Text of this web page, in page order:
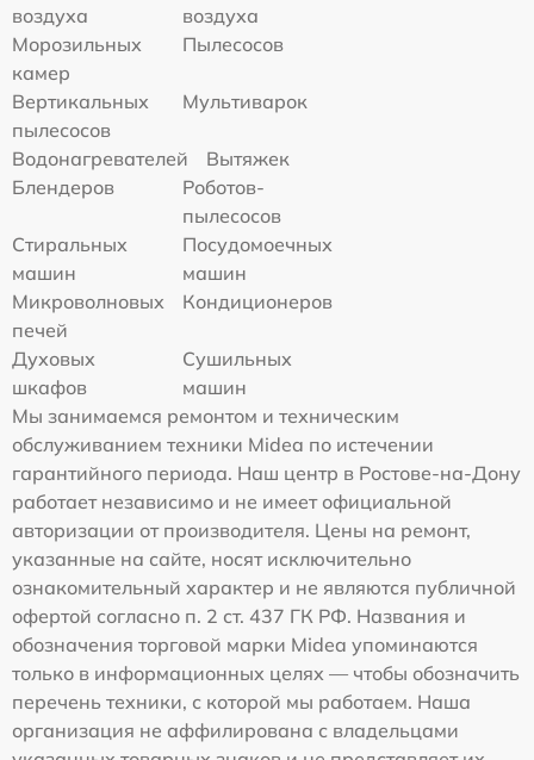
воздуха
воздуха
Морозильных
камер
Пылесосов
Вертикальных
пылесосов
Мультиварок
Водонагревателей
Вытяжек
Блендеров
Роботов-
пылесосов
Стиральных
машин
Посудомоечных
машин
Микроволновых
печей
Кондиционеров
Духовых
шкафов
Сушильных
машин
Мы занимаемся ремонтом и техническим
обслуживанием техники Midea по истечении
гарантийного периода. Наш центр в Ростове-на-Дону
работает независимо и не имеет официальной
авторизации от производителя. Цены на ремонт,
указанные на сайте, носят исключительно
ознакомительный характер и не являются публичной
офертой согласно п. 2 ст. 437 ГК РФ. Названия и
обозначения торговой марки Midea упоминаются
только в информационных целях — чтобы обозначить
перечень техники, с которой мы работаем. Наша
организация не аффилирована с владельцами